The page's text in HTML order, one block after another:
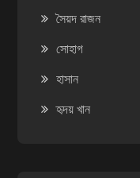
সৈয়দ রাজন
সোহাগ
হাসান
হৃদয় খান